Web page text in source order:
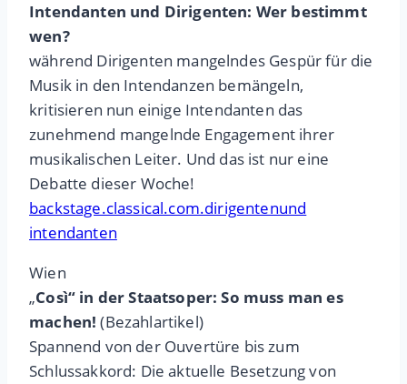
Intendanten und Dirigenten: Wer bestimmt
wen?
während Dirigenten mangelndes Gespür für die
Musik in den Intendanzen bemängeln,
kritisieren nun einige Intendanten das
zunehmend mangelnde Engagement ihrer
musikalischen Leiter. Und das ist nur eine
Debatte dieser Woche!
backstage.classical.com.dirigentenund
intendanten
Wien
„Così“ in der Staatsoper: So muss man es
machen! (Bezahlartikel)
Spannend von der Ouvertüre bis zum
Schlussakkord: Die aktuelle Besetzung von